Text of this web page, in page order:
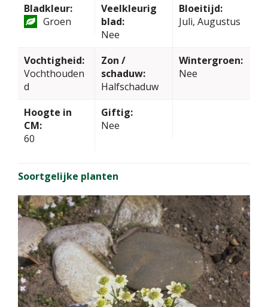
Bladkleur:
Groen
Veelkleurig
blad:
Nee
Bloeitijd:
Juli, Augustus
Vochtigheid:
Vochthouden
d
Zon /
schaduw:
Halfschaduw
Wintergroen:
Nee
Hoogte in
CM:
60
Giftig:
Nee
Soortgelijke planten